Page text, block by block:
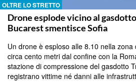
OLTRE LO STRETTO
Drone esplode vicino al
Bucarest smentisce Sofia
Un drone è esploso alle 8.10 nella
circa cento metri dal confine con la
stazione di compressione del gasdotto
registrano vittime né danni alle